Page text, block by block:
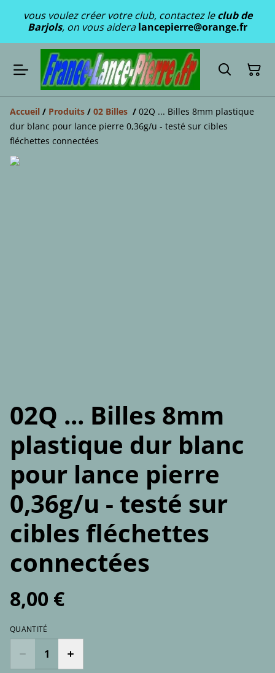
vous voulez créer votre club, contactez leclub de
Barjols, on vous aideralancepierre@orange.fr
Accueil / Produits / 02 Billes / 02Q ... Billes 8mm plastique
dur blanc pour lance pierre 0,36g/u - testé sur cibles
fléchettes connectées
02Q ... Billes 8mm
plastique dur blanc
pour lance pierre
0,36g/u - testé sur
cibles fléchettes
connectées
8,00 €
QUANTITÉ